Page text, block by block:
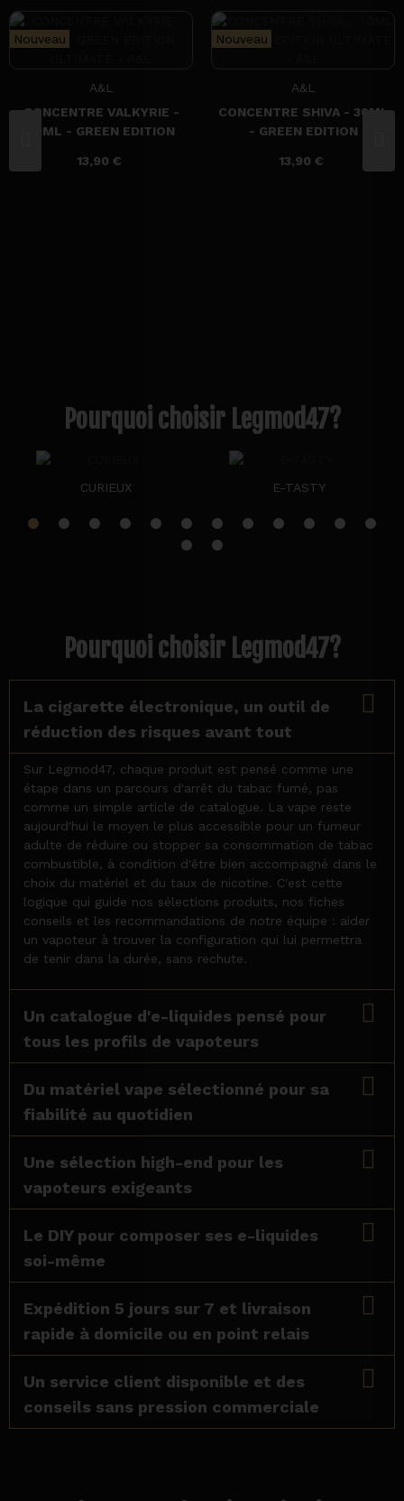
Nouveau
A&L
CONCENTRE VALKYRIE -
30ML - GREEN EDITION
13,90 €
Nouveau
A&L
CONCENTRE SHIVA - 30ML
- GREEN EDITION
13,90 €
Pourquoi choisir Legmod47?
CURIEUX E-TASTY
Pourquoi choisir Legmod47?
La cigarette électronique, un outil de
réduction des risques avant tout
Sur Legmod47, chaque produit est pensé comme une
étape dans un parcours d'arrêt du tabac fumé, pas
comme un simple article de catalogue. La vape reste
aujourd'hui le moyen le plus accessible pour un fumeur
adulte de réduire ou stopper sa consommation de tabac
combustible, à condition d'être bien accompagné dans le
choix du matériel et du taux de nicotine. C'est cette
logique qui guide nos sélections produits, nos fiches
conseils et les recommandations de notre équipe : aider
un vapoteur à trouver la configuration qui lui permettra
de tenir dans la durée, sans rechute.
Un catalogue d'e-liquides pensé pour
tous les profils de vapoteurs
Du matériel vape sélectionné pour sa
fiabilité au quotidien
Une sélection high-end pour les
vapoteurs exigeants
Le DIY pour composer ses e-liquides
soi-même
Expédition 5 jours sur 7 et livraison
rapide à domicile ou en point relais
Un service client disponible et des
conseils sans pression commerciale